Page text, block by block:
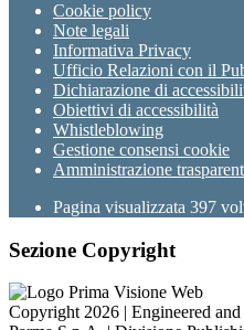
Cookie policy
Note legali
Informativa Privacy
Ufficio Relazioni con il
Dichiarazione di
Obiettivi di accessibilità
Whistleblowing
Gestione consensi cookie
Amministrazione
Pagina visualizzata 397
Sezione Copyright
Copyright 2026 | Engineered